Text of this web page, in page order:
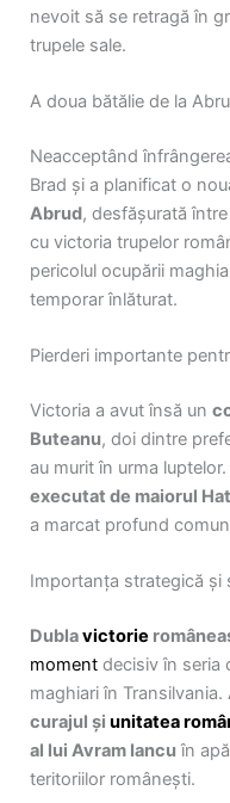
nevoit să se retragă în
trupele sale.
A doua bătălie de la
Neacceptând
Brad și a planificat o
Abrud, desfășurată între
cu victoria trupelor
pericolul ocupării
temporar înlăturat.
Pierderi importante
Victoria a avut însă un
Buteanu, doi dintre
au murit în urma
executat de maiorul
a marcat profund
Importanța strategică și
Dublavictorie
moment decisiv în seria
maghiari în
curajul și unitatea
al lui Avram Iancu în
teritoriilor românești.